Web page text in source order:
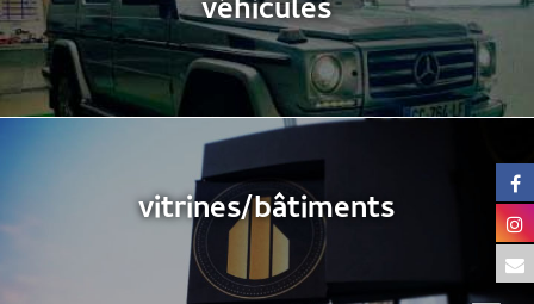
véhicules
vitrines/bâtiments